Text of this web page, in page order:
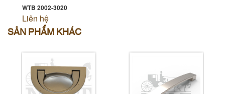
3020
WTB 2002-3020
Liên hệ
SẢN PHẨM KHÁC